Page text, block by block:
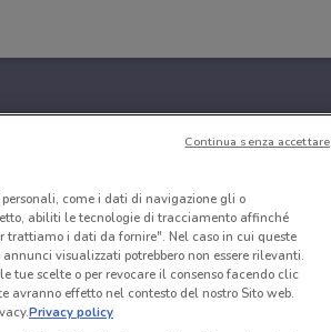
come i dati di navigazione gli o
abiliti le tecnologie di tracciamento affinché
trattiamo i dati da fornire". Nel caso in cui queste
visualizzati potrebbero non essere rilevanti.
tue scelte o per revocare il consenso facendo clic
effetto nel contesto del nostro Sito web.
Privacy policy
Continua senza accettare